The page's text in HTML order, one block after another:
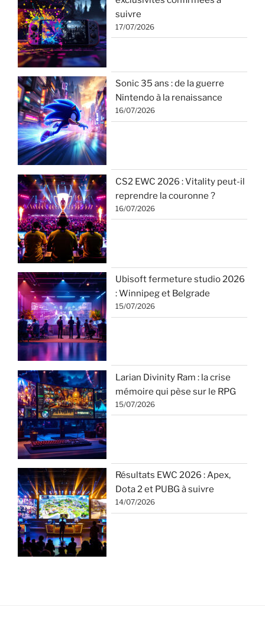
suivre
17/07/2026
Sonic 35 ans : de la guerre
Nintendo à la renaissance
16/07/2026
CS2 EWC 2026 : Vitality peut-il
reprendre la couronne ?
16/07/2026
Ubisoft fermeture studio 2026
: Winnipeg et Belgrade
15/07/2026
Larian Divinity Ram : la crise
mémoire qui pèse sur le RPG
15/07/2026
Résultats EWC 2026 : Apex,
Dota 2 et PUBG à suivre
14/07/2026